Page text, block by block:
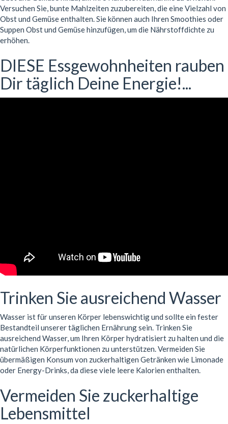
Versuchen Sie, bunte Mahlzeiten zuzubereiten, die eine Vielzahl von
Obst und Gemüse enthalten. Sie können auch Ihren Smoothies oder
Suppen Obst und Gemüse hinzufügen, um die Nährstoffdichte zu
erhöhen.
DIESE Essgewohnheiten rauben
Dir täglich Deine Energie!...
Trinken Sie ausreichend Wasser
Wasser ist für unseren Körper lebenswichtig und sollte ein fester
Bestandteil unserer täglichen Ernährung sein. Trinken Sie
ausreichend Wasser, um Ihren Körper hydratisiert zu halten und die
natürlichen Körperfunktionen zu unterstützen. Vermeiden Sie
übermäßigen Konsum von zuckerhaltigen Getränken wie Limonade
oder Energy-Drinks, da diese viele leere Kalorien enthalten.
Vermeiden Sie zuckerhaltige
Lebensmittel